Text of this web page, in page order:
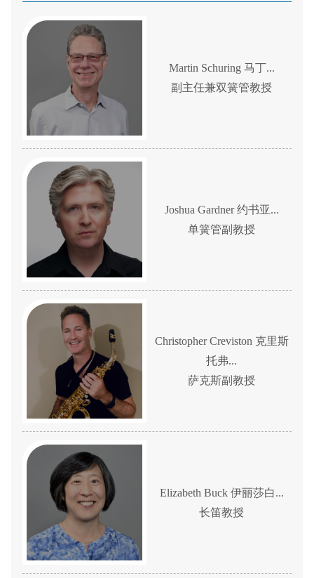
Martin Schuring 马丁...
副主任兼双簧管教授
Joshua Gardner 约书亚...
单簧管副教授
Christopher Creviston 克里斯
托弗...
萨克斯副教授
Elizabeth Buck 伊丽莎白...
长笛教授